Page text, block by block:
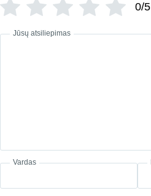
0/5
Jūsų atsiliepimas
Vardas